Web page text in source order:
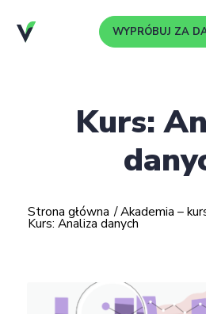
WYPRÓBUJ ZA
Kurs:
Strona główna / Akademia –
Kurs: Analiza danych